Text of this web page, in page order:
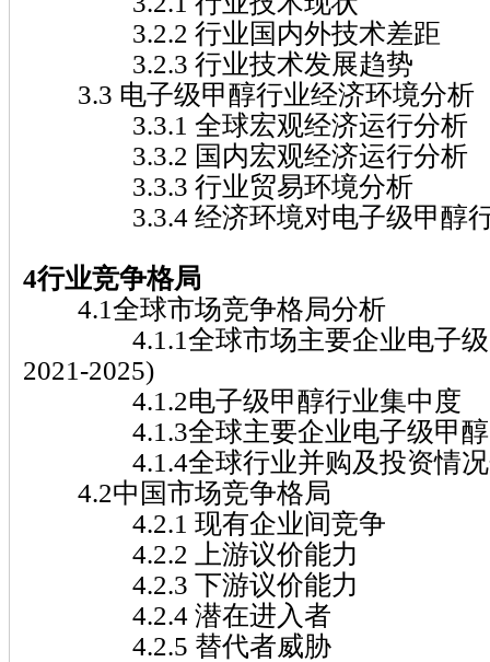
3.2.2 行业国内外技术差距
3.2.3 行业技术发展趋势
3.3 电子级甲醇行业经济环境分析
3.3.1 全球宏观经济运行分析
3.3.2 国内宏观经济运行分析
3.3.3 行业贸易环境分析
3.3.4 经济环境对电子级甲醇行
4行业竞争格局
4.1全球市场竞争格局分析
4.1.1全球市场主要企业电子级
2021-2025)
4.1.2电子级甲醇行业集中度
4.1.3全球主要企业电子级甲醇
4.1.4全球行业并购及投资情况
4.2中国市场竞争格局
4.2.1 现有企业间竞争
4.2.2 上游议价能力
4.2.3 下游议价能力
4.2.4 潜在进入者
4.2.5 替代者威胁